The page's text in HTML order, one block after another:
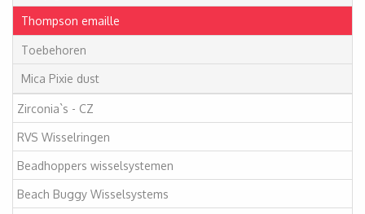
Thompson emaille
Toebehoren
Mica Pixie dust
Zirconia`s - CZ
RVS Wisselringen
Beadhoppers wisselsystemen
Beach Buggy Wisselsystems